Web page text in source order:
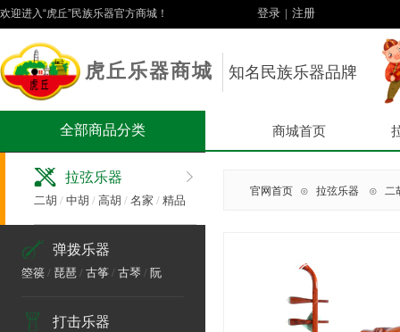
登录 | 注册
欢迎进入“虎丘”民族乐器官方商城！
虎丘乐器商城 知名民族乐器品牌
商城首页
全部商品分类
拉弦乐器
二胡 / 中胡 / 高胡 / 名家 / 精品
弹拨乐器
箜篌 / 琵琶 / 古筝 / 古琴 / 阮
打击乐器
官网首页 ⊙ 拉弦乐器 ⊙ 二